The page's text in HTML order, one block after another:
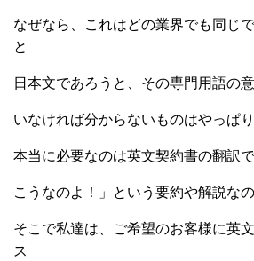
なぜなら、これはどの業界でも同じ
と
日本文であろうと、その専門用語の
いなければ分からないものはやっぱ
本当に必要なのは英文契約書の翻訳
こうなのよ！」という要約や解説なの
そこで私達は、ご希望のお客様に英
ス